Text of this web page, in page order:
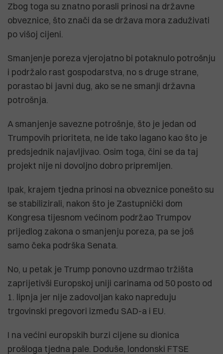
Zbog toga su znatno porasli prinosi na državne
obveznice, što znači da se država mora zaduživati
po višoj cijeni.
Smanjenje poreza vjerojatno bi potaknulo potrošnju
i podržalo rast gospodarstva, no s druge strane,
porastao bi javni dug, ako se ne smanji državna
potrošnja.
A smanjenje savezne potrošnje, što je jedan od
Trumpovih prioriteta, ne ide tako lagano kao što je
predsjednik najavljivao. Osim toga, čini se da taj
projekt nije ni dovoljno dobro pripremljen.
Ipak, krajem tjedna prinosi na obveznice ponešto su
se stabilizirali, nakon što je Zastupnički dom
Kongresa tijesnom većinom podržao Trumpov
prijedlog zakona o smanjenju poreza, pa se još
samo čeka podrška Senata.
No, u petak je Trump ponovno uzdrmao tržišta
zaprijetivši Europskoj uniji carinama od 50 posto od
1. lipnja jer nije zadovoljan kako napreduju
trgovinski pregovori između SAD-a i EU.
I na većini europskih burzi cijene su dionica
prošloga tjedna pale. Doduše, londonski FTSE